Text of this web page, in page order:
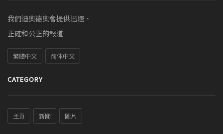
我們迪奧德奧會提供迅速、
正確和公正的報道
繁體中文 简体中文
CATEGORY
主頁 新聞 圖片